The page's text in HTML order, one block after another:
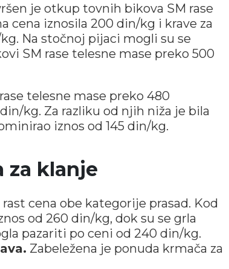
je otkup tovnih bikova SM rase
cena iznosila 200 din/kg i krave za
Na stočnoj pijaci mogli su se
SM rase telesne mase preko 500
telesne mase preko 480
kg. Za razliku od njih niža je bila
iznos od 145 din/kg.
za klanje
rast cena obe kategorije prasad. Kod
od 260 din/kg, dok su se grla
pazariti po ceni od 240 din/kg.
Zabeležena je ponuda krmača za